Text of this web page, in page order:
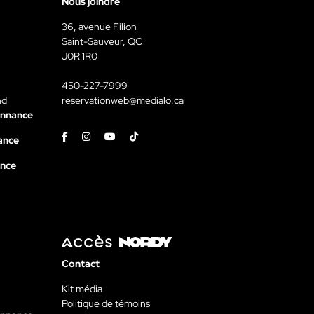
36, avenue Filion
Saint-Sauveur, QC
J0R 1R0
450-227-7999
reservationweb@medialo.ca
FacebookInstagramYoutubeTiktok
Contact
Kit média
Politique de témoins